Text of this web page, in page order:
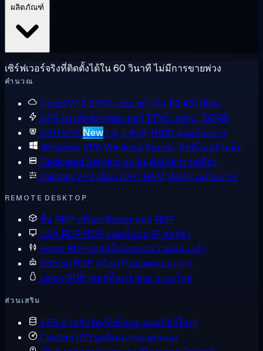
เซิร์ฟเวอร์จริงที่ติดตั้งได้ใน 60 วินาที ไม่มีการขายพ่วง
คำนวณ
Cloud VPS EPYC แบบแชร์ เริ่ม $2.48/เดือน
VPS ประสิทธิภาพสูง คอร์ EPYC เฉพาะ, DDR5
GPU VPS New L4, L40S, H100 ตามต้องการ
Windows VPS Windows Server, สิทธิ์แอดมินเต็ม
Dedicated Servers แบร์เมทัลผู้เช่ารายเดียว
Custom VPS เลือก CPU, RAM, ดิสก์ตามต้องการ
REMOTE DESKTOP
ซื้อ RDP เปรียบเทียบทุกแผน RDP
USA RDP RDP แอดมินบน IP สหรัฐฯ
Forex RDP เดสก์ท็อปเทรดความหน่วงต่ำ
Botting RDP พร้อมรันบอตตลอดเวลา
Linux RDP เดสก์ท็อป Linux ระยะไกล
ส่วนเสริม
VPS สำหรับจัดเก็บข้อมูล แผนดิสก์ใหญ่
Custom ISO บูตอิมเมจของคุณเอง